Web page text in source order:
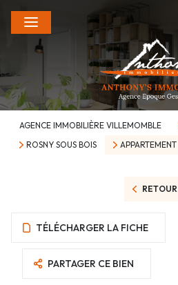
AGENCE IMMOBILIÈRE VILLEMOMBLE
ROSNY SOUS BOIS
APPARTEMENT
RETOUR
TÉLÉCHARGER LA FICHE
PARTAGER CE BIEN